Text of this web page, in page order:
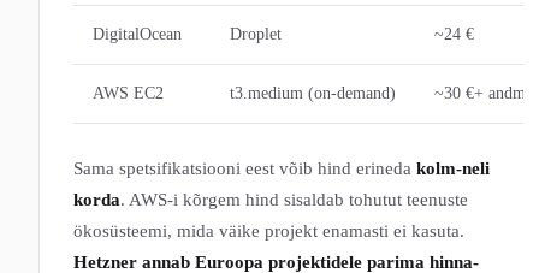
DigitalOcean Droplet ~24 €
AWS EC2 t3.medium (on-demand) ~30 €+
Sama spetsifikatsiooni eest võib hind erineda kolm-neli
korda. AWS-i kõrgem hind sisaldab tohutut teenuste
ökosüsteemi, mida väike projekt enamasti ei kasuta.
Hetzner annab Euroopa projektidele parima hinna-